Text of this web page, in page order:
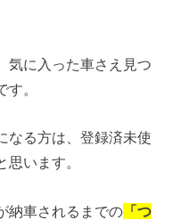
気に入った車さえ見つ
す。
なる方は、登録済未使
います。
納車されるまでの 「つ